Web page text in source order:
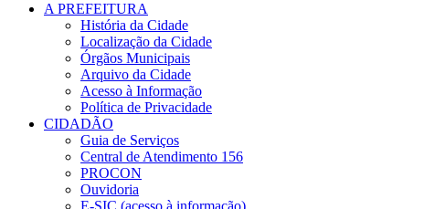
A PREFEITURA
História da Cidade
Localização da Cidade
Órgãos Municipais
Arquivo da Cidade
Acesso à Informação
Política de Privacidade
CIDADÃO
Guia de Serviços
Central de Atendimento 156
PROCON
Ouvidoria